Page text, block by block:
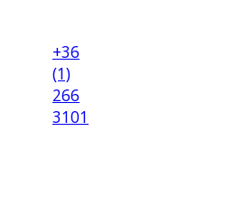
+36
(1)
266
3101